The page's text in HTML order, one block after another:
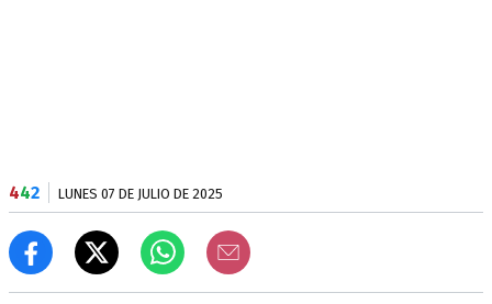
442 LUNES 07 DE JULIO DE 2025